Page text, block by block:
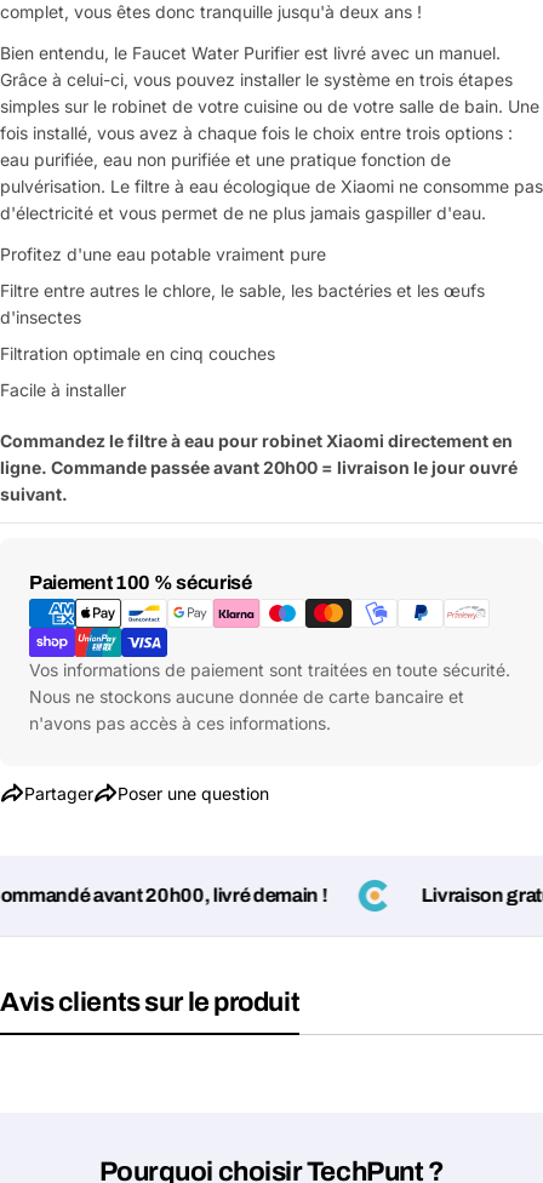
complet, vous êtes donc tranquille jusqu'à deux ans !
Bien entendu, le Faucet Water Purifier est livré avec un manuel.
Grâce à celui-ci, vous pouvez installer le système en trois étapes
simples sur le robinet de votre cuisine ou de votre salle de bain. Une
fois installé, vous avez à chaque fois le choix entre trois options :
eau purifiée, eau non purifiée et une pratique fonction de
pulvérisation. Le filtre à eau écologique de Xiaomi ne consomme pas
d'électricité et vous permet de ne plus jamais gaspiller d'eau.
Profitez d'une eau potable vraiment pure
Filtre entre autres le chlore, le sable, les bactéries et les œufs
d'insectes
Filtration optimale en cinq couches
Facile à installer
Commandez le filtre à eau pour robinet Xiaomi directement en
ligne. Commande passée avant 20h00 = livraison le jour ouvré
suivant.
Paiement 100 % sécurisé
Moyens
de
paiement
Vos informations de paiement sont traitées en toute sécurité.
Nous ne stockons aucune donnée de carte bancaire et
n'avons pas accès à ces informations.
Partager Poser une question
Poser une question
avant 20h00, livré demain ! Livraison
Avis clients sur le produit
Pourquoi choisir TechPunt ?